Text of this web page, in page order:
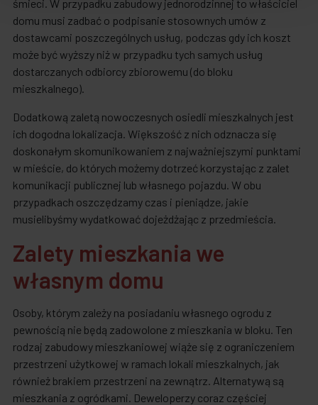
śmieci. W przypadku zabudowy jednorodzinnej to właściciel
domu musi zadbać o podpisanie stosownych umów z
dostawcami poszczególnych usług, podczas gdy ich koszt
może być wyższy niż w przypadku tych samych usług
dostarczanych odbiorcy zbiorowemu (do bloku
mieszkalnego).
Dodatkową zaletą nowoczesnych osiedli mieszkalnych jest
ich dogodna lokalizacja. Większość z nich odznacza się
doskonałym skomunikowaniem z najważniejszymi punktami
w mieście, do których możemy dotrzeć korzystając z zalet
komunikacji publicznej lub własnego pojazdu. W obu
przypadkach oszczędzamy czas i pieniądze, jakie
musielibyśmy wydatkować dojeżdżając z przedmieścia.
Zalety mieszkania we
własnym domu
Osoby, którym zależy na posiadaniu własnego ogrodu z
pewnością nie będą zadowolone z mieszkania w bloku. Ten
rodzaj zabudowy mieszkaniowej wiąże się z ograniczeniem
przestrzeni użytkowej w ramach lokali mieszkalnych, jak
również brakiem przestrzeni na zewnątrz. Alternatywą są
mieszkania z ogródkami. Deweloperzy coraz częściej